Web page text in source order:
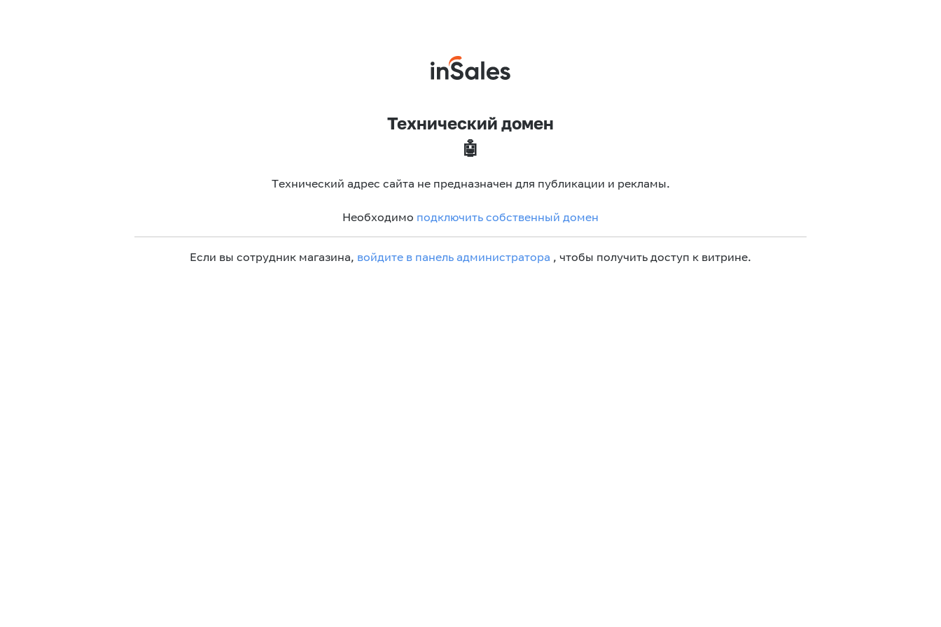
Технический домен
🤖
Технический адрес сайта не предназначен для публикации и рекламы.
Необходимо подключить собственный домен
Если вы сотрудник магазина, войдите в панель администратора , чтобы получить доступ к витрине.